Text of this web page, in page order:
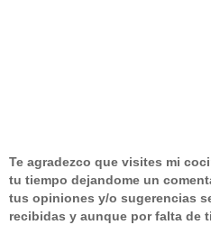
Te agradezco que visites mi
tu tiempo dejandome un
tus opiniones y/o sugerencias
recibidas y aunque por falta de